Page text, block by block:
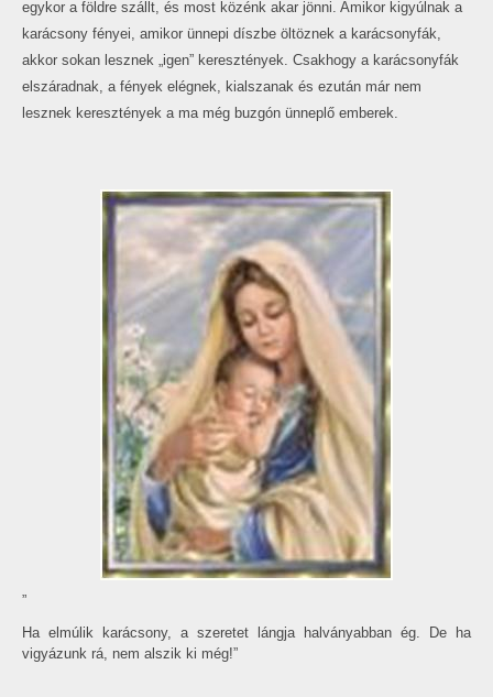
egykor a földre szállt, és most közénk akar jönni. Amikor kigyúlnak a
karácsony fényei, amikor ünnepi díszbe öltöznek a karácsonyfák,
akkor sokan lesznek „igen” keresztények. Csakhogy a karácsonyfák
elszáradnak, a fények elégnek, kialszanak és ezután már nem
lesznek keresztények a ma még buzgón ünneplő emberek.
„
Ha elmúlik karácsony, a szeretet lángja halványabban ég. De ha
vigyázunk rá, nem alszik ki még!”